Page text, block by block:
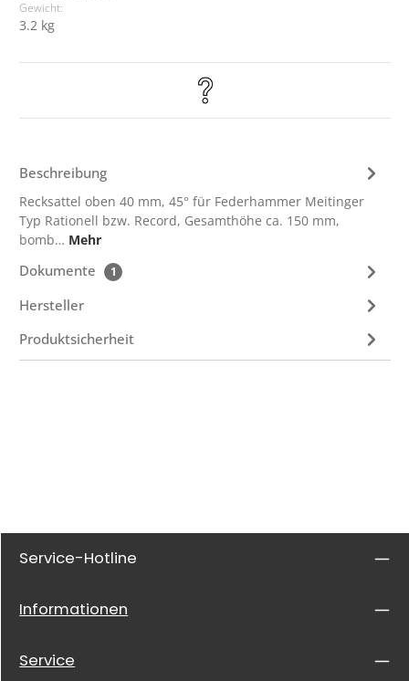
Gewicht:
3.2 kg
Beschreibung
Recksattel oben 40 mm, 45° für Federhammer Meitinger
Typ Rationell bzw. Record, Gesamthöhe ca. 150 mm,
bomb… Mehr
Dokumente 1
Hersteller
Produktsicherheit
Service-Hotline
Informationen
Service